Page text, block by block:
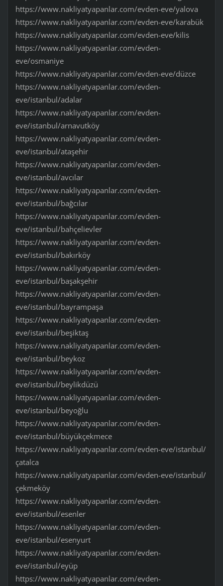
https://www.nakliyatyapanlar.com/evden-eve/yalova
https://www.nakliyatyapanlar.com/evden-eve/karabük
https://www.nakliyatyapanlar.com/evden-eve/kilis
https://www.nakliyatyapanlar.com/evden-
eve/osmaniye
https://www.nakliyatyapanlar.com/evden-eve/düzce
https://www.nakliyatyapanlar.com/evden-
eve/istanbul/adalar
https://www.nakliyatyapanlar.com/evden-
eve/istanbul/arnavutköy
https://www.nakliyatyapanlar.com/evden-
eve/istanbul/ataşehir
https://www.nakliyatyapanlar.com/evden-
eve/istanbul/avcılar
https://www.nakliyatyapanlar.com/evden-
eve/istanbul/bağcılar
https://www.nakliyatyapanlar.com/evden-
eve/istanbul/bahçelievler
https://www.nakliyatyapanlar.com/evden-
eve/istanbul/bakırköy
https://www.nakliyatyapanlar.com/evden-
eve/istanbul/başakşehir
https://www.nakliyatyapanlar.com/evden-
eve/istanbul/bayrampaşa
https://www.nakliyatyapanlar.com/evden-
eve/istanbul/beşiktaş
https://www.nakliyatyapanlar.com/evden-
eve/istanbul/beykoz
https://www.nakliyatyapanlar.com/evden-
eve/istanbul/beylikdüzü
https://www.nakliyatyapanlar.com/evden-
eve/istanbul/beyoğlu
https://www.nakliyatyapanlar.com/evden-
eve/istanbul/büyükçekmece
https://www.nakliyatyapanlar.com/evden-eve/istanbul/
çatalca
https://www.nakliyatyapanlar.com/evden-eve/istanbul/
çekmeköy
https://www.nakliyatyapanlar.com/evden-
eve/istanbul/esenler
https://www.nakliyatyapanlar.com/evden-
eve/istanbul/esenyurt
https://www.nakliyatyapanlar.com/evden-
eve/istanbul/eyüp
https://www.nakliyatyapanlar.com/evden-